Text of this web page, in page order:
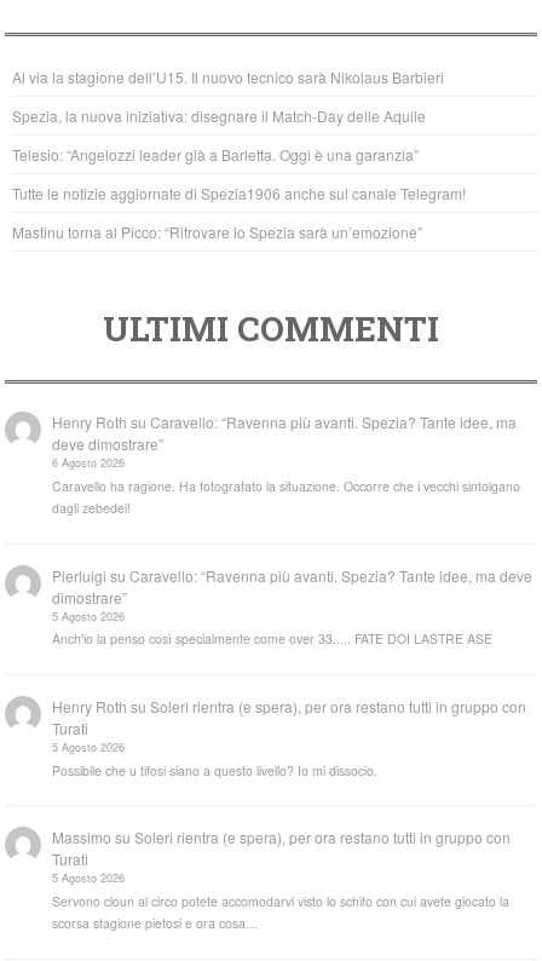
e
b
o
o
k
er s
A
p
p
Al via la stagione dell’U15. Il nuovo tecnico sarà Nikolaus Barbieri
Spezia, la nuova iniziativa: disegnare il Match-Day delle Aquile
Telesio: “Angelozzi leader già a Barletta. Oggi è una garanzia”
Tutte le notizie aggiornate di Spezia1906 anche sul canale Telegram!
Mastinu torna al Picco: “Ritrovare lo Spezia sarà un’emozione”
ULTIMI COMMENTI
Henry Roth suCaravello: “Ravenna più avanti. Spezia? Tante idee, ma
deve dimostrare”
6 Agosto 2026
Caravello ha ragione. Ha fotografato la situazione. Occorre che i vecchi sintolgano
dagli zebedei!
Pierluigi suCaravello: “Ravenna più avanti. Spezia? Tante idee, ma deve
dimostrare”
5 Agosto 2026
Anch'io la penso così specialmente come over 33..... FATE DOI LASTRE ASE
Henry Roth suSoleri rientra (e spera), per ora restano tutti in gruppo con
Turati
5 Agosto 2026
Possibile che u tifosi siano a questo livello? Io mi dissocio.
Massimo suSoleri rientra (e spera), per ora restano tutti in gruppo con
Turati
5 Agosto 2026
Servono cloun al circo potete accomodarvi visto lo schifo con cui avete giocato la
scorsa stagione pietosi e ora cosa…